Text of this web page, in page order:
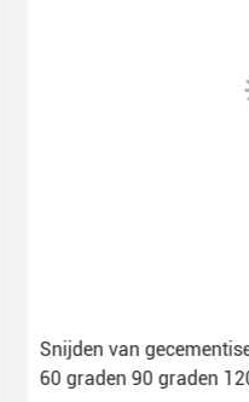
Snijden van
60 graden 90 graden